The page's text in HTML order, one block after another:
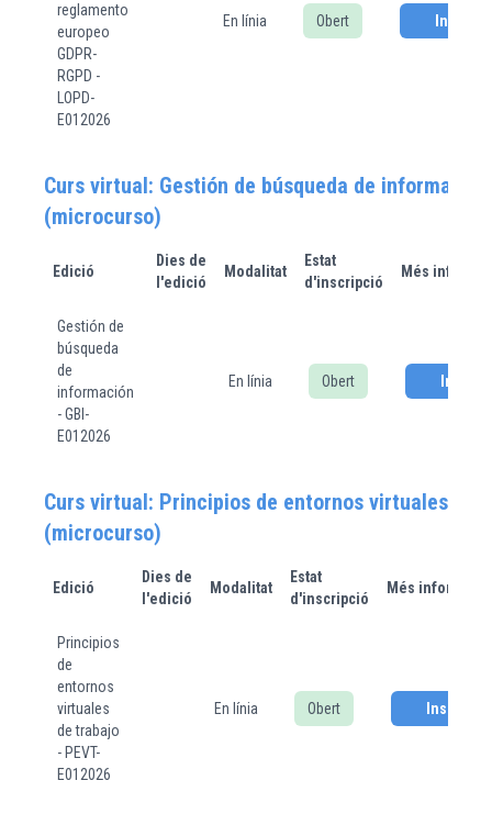
reglamento
europeo
GDPR-
RGPD -
LOPD-
E012026
En línia Obert
Curs virtual: Gestión de búsqueda de informació
(microcurso)
Edició
Dies de
l'edició
Modalitat
Estat
d'inscripció
Més
Gestión de
búsqueda
de
información
- GBI-
E012026
En línia Obert
Curs virtual: Principios de entornos virtuales de
(microcurso)
Edició
Dies de
l'edició
Modalitat
Estat
d'inscripció
Més informació
Principios
de
entornos
virtuales
de trabajo
- PEVT-
E012026
En línia Obert